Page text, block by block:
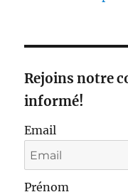
Rejoins notre
informé!
Email
Prénom